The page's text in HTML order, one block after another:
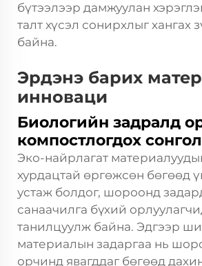
бүтээлээр дамжуулан
талт хүсэл сонирхлыг хангах
байна.
Эрдэнэ барих
инноваци
Биологийн задралд
компостлогдох
Эко-найрлагат
хурдацтай өргөжсөн бөгөөд
устаж болдог, шороонд
санаачилга бүхий
танилцуулж байна. Эдгээр
материалын задаргаа нь
орчинд явагддаг бөгөөд